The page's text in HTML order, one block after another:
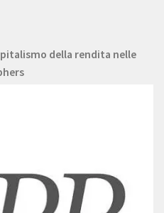
della rendita nelle